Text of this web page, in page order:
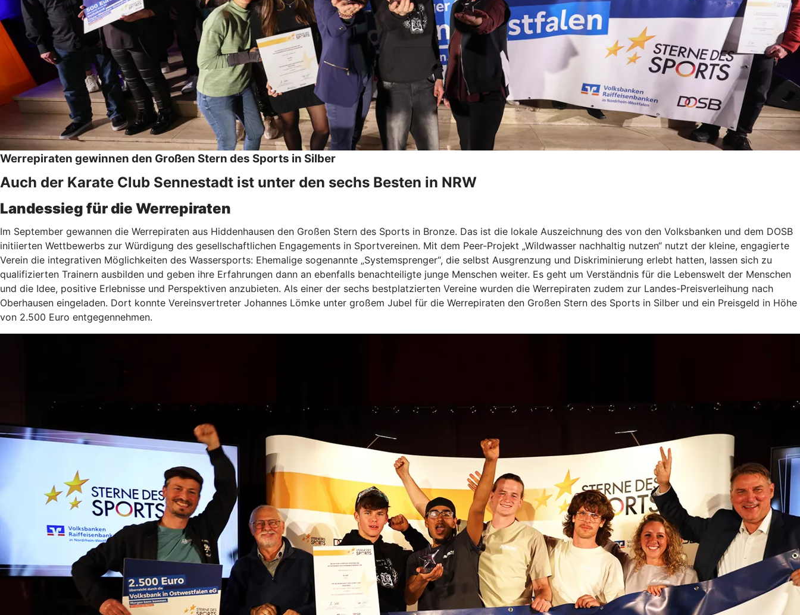
Werrepiraten gewinnen den Großen Stern des Sports in Silber
Auch der Karate Club Sennestadt ist unter den sechs Besten in NRW
Landessieg für die Werrepiraten
Im September gewannen die Werrepiraten aus Hiddenhausen den Großen Stern des Sports in Bronze. Das ist die lokale Auszeichnung des von den Volksbanken und dem DOSB
initiierten Wettbewerbs zur Würdigung des gesellschaftlichen Engagements in Sportvereinen. Mit dem Peer-Projekt „Wildwasser nachhaltig nutzen“ nutzt der kleine, engagierte
Verein die integrativen Möglichkeiten des Wassersports: Ehemalige sogenannte „Systemsprenger“, die selbst Ausgrenzung und Diskriminierung erlebt hatten, lassen sich zu
qualifizierten Trainern ausbilden und geben ihre Erfahrungen dann an ebenfalls benachteiligte junge Menschen weiter. Es geht um Verständnis für die Lebenswelt der Menschen
und die Idee, positive Erlebnisse und Perspektiven anzubieten. Als einer der sechs bestplatzierten Vereine wurden die Werrepiraten zudem zur Landes-Preisverleihung nach
Oberhausen eingeladen. Dort konnte Vereinsvertreter Johannes Lömke unter großem Jubel für die Werrepiraten den Großen Stern des Sports in Silber und ein Preisgeld in Höhe
von 2.500 Euro entgegennehmen.